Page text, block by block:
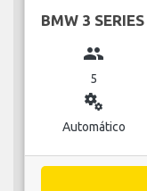
BMW 3 SERIES
group
5
miscellaneous_services
Automático